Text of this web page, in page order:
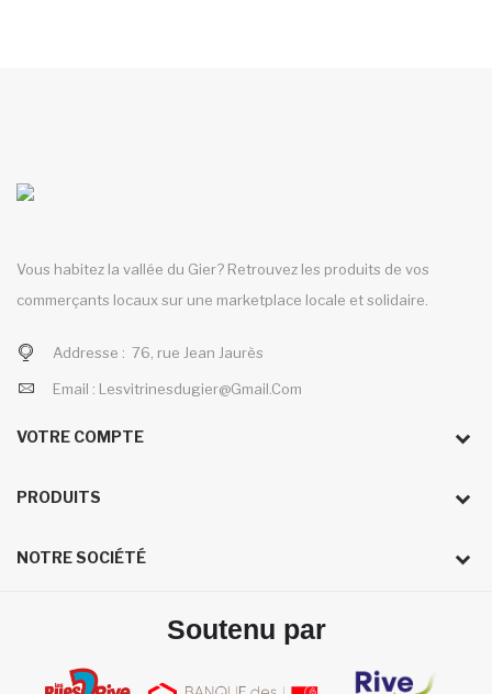
Vous habitez la vallée du Gier? Retrouvez les produits de vos
commerçants locaux sur une marketplace locale et solidaire.
Addresse : 76, rue Jean Jaurès
Email : Lesvitrinesdugier@gmail.com
VOTRE COMPTE
PRODUITS
NOTRE SOCIÉTÉ
Soutenu par